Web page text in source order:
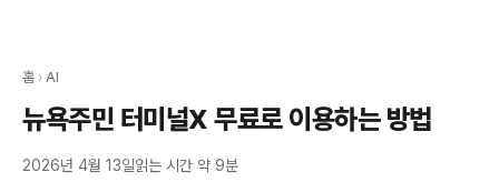
홈 › AI
뉴욕주민 터미널X 무료로 이용하는 방법
2026년 4월 13일읽는 시간 약 9분